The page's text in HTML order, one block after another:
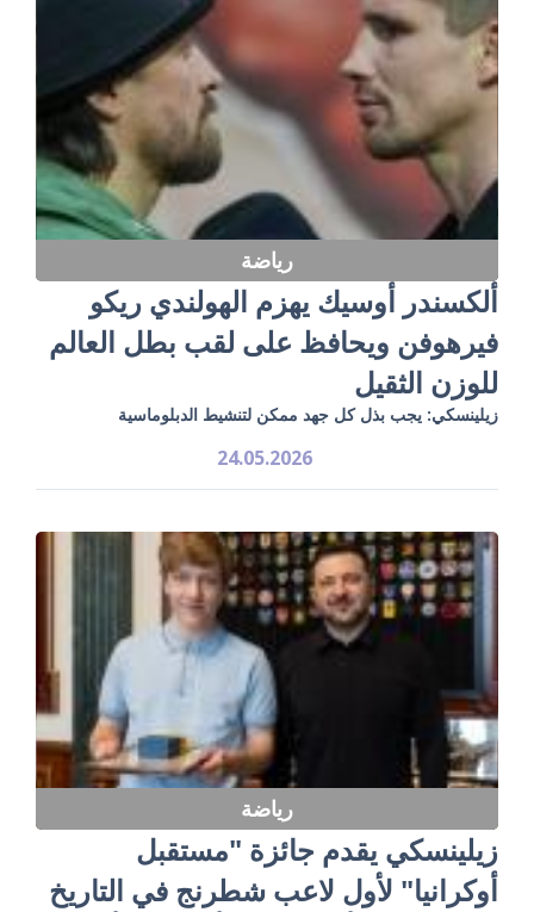
رياضة
ألكسندر أوسيك يهزم الهولندي ريكو
فيرهوفن ويحافظ على لقب بطل العالم
للوزن الثقيل
زيلينسكي: يجب بذل كل جهد ممكن لتنشيط الدبلوماسية
24.05.2026
رياضة
زيلينسكي يقدم جائزة "مستقبل
أوكرانيا" لأول لاعب شطرنج في التاريخ